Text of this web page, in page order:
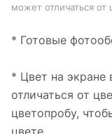
может отличаться от
* Готовые
* Цвет на
отличаться от
цветопробу,